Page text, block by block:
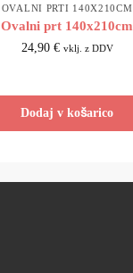
OVALNI PRTI 140X210CM
Ovalni prt 140x210cm
24,90 € vklj. z DDV
Dodaj v košarico